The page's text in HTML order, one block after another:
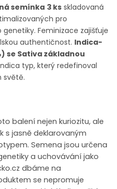
semínka 3 ks skladovaná
pro
Feminizace zajišťuje
authentičnost. Indica-
se Sativa základnou
typ, který redefinoval
světě.
balení nejen kuriozitu, ale
s jasně deklarovaným
Semena jsou určena
a uchovávání jako
dbáme na
se nepromuje